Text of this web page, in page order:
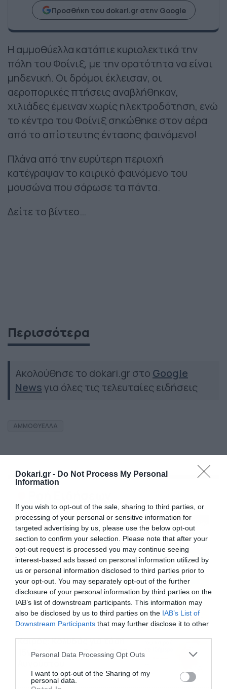
Dokari.gr - Do Not Process My Personal
Information
If you wish to opt-out of the sale, sharing to third parties, or
processing of your personal or sensitive information for
targeted advertising by us, please use the below opt-out
section to confirm your selection. Please note that after your
opt-out request is processed you may continue seeing
interest-based ads based on personal information utilized by
us or personal information disclosed to third parties prior to
your opt-out. You may separately opt-out of the further
disclosure of your personal information by third parties on the
IAB’s list of downstream participants. This information may
also be disclosed by us to third parties on the IAB’s List of
Downstream Participants that may further disclose it to other
Please note that this website/app uses one or more Google
not limited to your visit or usage behaviour. You may click to
grant or deny consent to Google and its third-party tags to
Personal Data Processing Opt Outs
I want to opt-out of the Sharing of my
personal data.
Προσθήκη του dokari.gr στην Google
Η αμμοθύελλα κατάπιε κυριολεκτικά την
πόλη του Φοίνιξ, με την ορατότητα να είναι
μηδενική. Οι δρόμοι έκλεισαν, οι
αεροπορικές πτήσεις αναβλήθηκαν,
χιλιάδες έμειναν χωρίς ηλεκτροδότηση, ενώ
το κέντρο του Φοίνιξ σηκώθηκε στον αέρα
από το απίστευτης έντασης φαινόμενο!
Πλάνα από την ευρύτερη περιοχή
κατέγραψαν το καιρικό φαινόμενο του
μουσώνα που σάρωσε τα πάντα.
Δείτε το βίντεο…
Περισσότερα
Ακολούθησε το dokari.gr στο Google
Newsγια όλες τις τελευταίες ειδήσεις
ΑΜΜΟΘΥΕΛΛΑ
Το Release Athens
Festival 2026 άφησε τις
καλύτερες μουσικές
αναμνήσεις
05/08/2026 21:23
Καιρός: Σάκης Αρναούτογλου
για την τάση έως της
Παναγίας
04/08/2026 22:07
Καιρός: Κολυδάς για τάση
15νθημέρου και ζέστη 8-10
04/08/2026 21:46